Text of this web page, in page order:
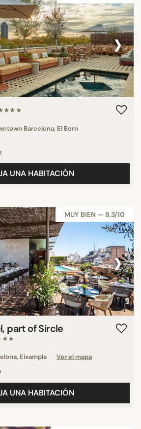
›
Barcelona, El Born
UNA HABITACIÓN
MUY BIEN — 8,3/10
›
part of Sircle
Eixample
Ver el mapa
UNA HABITACIÓN